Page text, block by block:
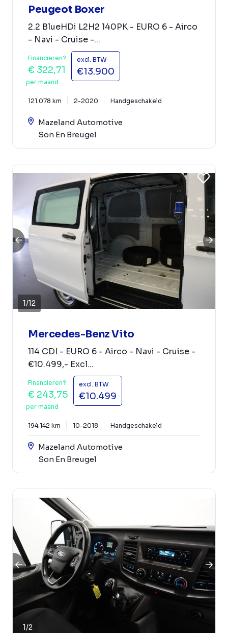
Peugeot Boxer
2.2 BlueHDi L2H2 140PK - EURO 6 - Airco
- Navi - Cruise -...
Financieren?
€ 322,71
per maand
excl. BTW
€13.900
121.078 km 2-2020 Handgeschakeld
Mazeland Automotive
Son En Breugel
1/12
Mercedes-Benz Vito
114 CDI - EURO 6 - Airco - Navi - Cruise -
€10.499,- Excl...
Financieren?
€ 243,75
per maand
excl. BTW
€10.499
194.142 km 10-2018 Handgeschakeld
Mazeland Automotive
Son En Breugel
1/2